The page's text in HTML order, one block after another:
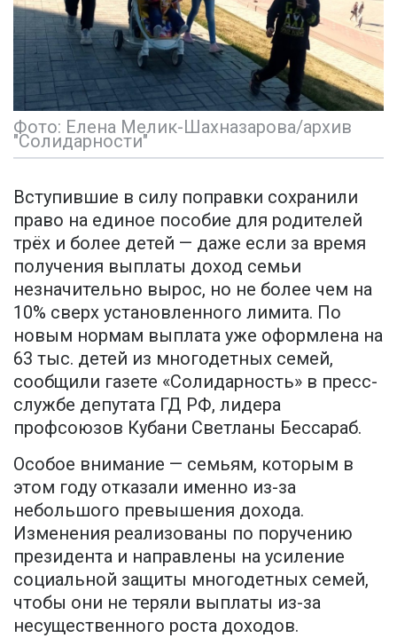
Фото: Елена Мелик-Шахназарова/архив
"Солидарности"
Вступившие в силу поправки сохранили
право на единое пособие для родителей
трёх и более детей — даже если за время
получения выплаты доход семьи
незначительно вырос, но не более чем на
10% сверх установленного лимита. По
новым нормам выплата уже оформлена на
63 тыс. детей из многодетных семей,
сообщили газете «Солидарность» в пресс-
службе депутата ГД РФ, лидера
профсоюзов Кубани Светланы Бессараб.
Особое внимание — семьям, которым в
этом году отказали именно из-за
небольшого превышения дохода.
Изменения реализованы по поручению
президента и направлены на усиление
социальной защиты многодетных семей,
чтобы они не теряли выплаты из-за
несущественного роста доходов.